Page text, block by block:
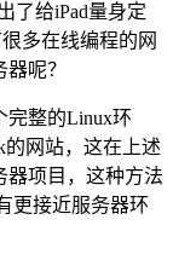
了给iPad量身定
多在线编程的网
呢？
完整的Linux环
网站，这在上述
器项目，这种方法
更接近服务器环